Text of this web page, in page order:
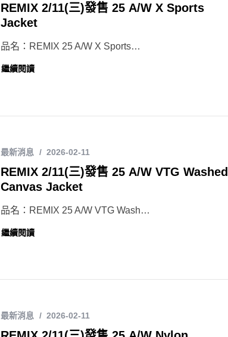
REMIX 2/11(三)發售 25 A/W X Sports
Jacket
品名：REMIX 25 A/W X Sports…
繼續閱讀
最新消息 2026-02-11
REMIX 2/11(三)發售 25 A/W VTG Washed
Canvas Jacket
品名：REMIX 25 A/W VTG Wash…
繼續閱讀
最新消息 2026-02-11